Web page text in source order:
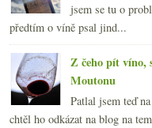
jsem se tu o
předtím o víně psal jind...
Z čeho pít víno,
Moutonu
Patlal jsem teď
chtěl ho odkázat na blog na